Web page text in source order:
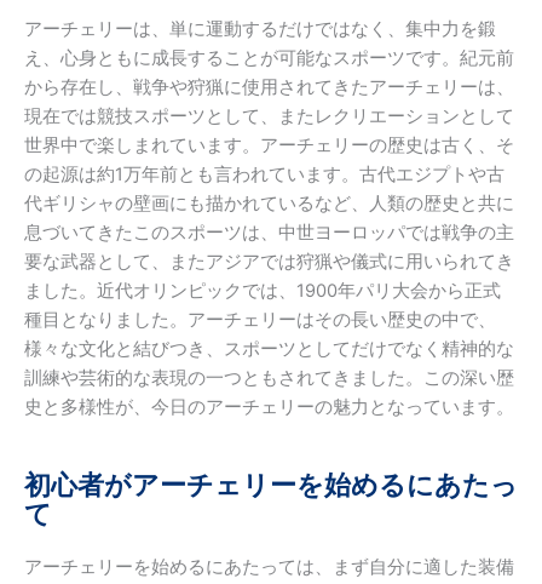
アーチェリーは、単に運動するだけではなく、集中力を鍛
え、心身ともに成長することが可能なスポーツです。紀元前
から存在し、戦争や狩猟に使用されてきたアーチェリーは、
現在では競技スポーツとして、またレクリエーションとして
世界中で楽しまれています。アーチェリーの歴史は古く、そ
の起源は約1万年前とも言われています。古代エジプトや古
代ギリシャの壁画にも描かれているなど、人類の歴史と共に
息づいてきたこのスポーツは、中世ヨーロッパでは戦争の主
要な武器として、またアジアでは狩猟や儀式に用いられてき
ました。近代オリンピックでは、1900年パリ大会から正式
種目となりました。アーチェリーはその長い歴史の中で、
様々な文化と結びつき、スポーツとしてだけでなく精神的な
訓練や芸術的な表現の一つともされてきました。この深い歴
史と多様性が、今日のアーチェリーの魅力となっています。
初心者がアーチェリーを始めるにあたっ
て
アーチェリーを始めるにあたっては、まず自分に適した装備